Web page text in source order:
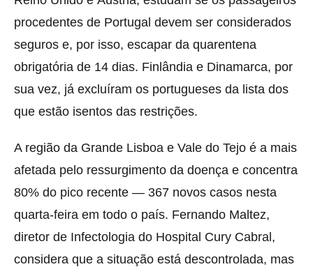
procedentes de Portugal devem ser considerados
seguros e, por isso, escapar da quarentena
obrigatória de 14 dias. Finlândia e Dinamarca, por
sua vez, já excluíram os portugueses da lista dos
que estão isentos das restrições.
A região da Grande Lisboa e Vale do Tejo é a mais
afetada pelo ressurgimento da doença e concentra
80% do pico recente — 367 novos casos nesta
quarta-feira em todo o país. Fernando Maltez,
diretor de Infectologia do Hospital Cury Cabral,
considera que a situação está descontrolada, mas